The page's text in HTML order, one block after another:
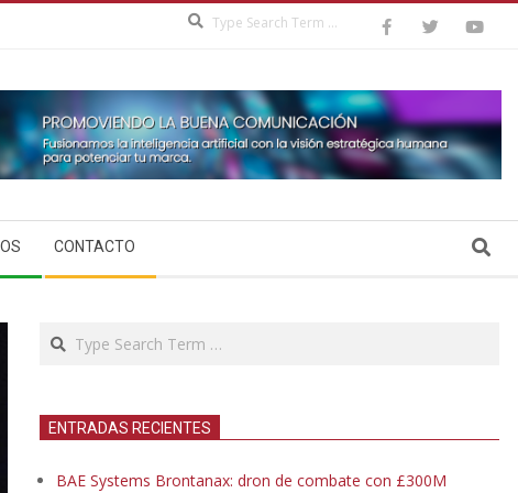
CONTACTO Search
Search
ENTRADAS RECIENTES
BAE Systems Brontanax: dron de combate con £300M